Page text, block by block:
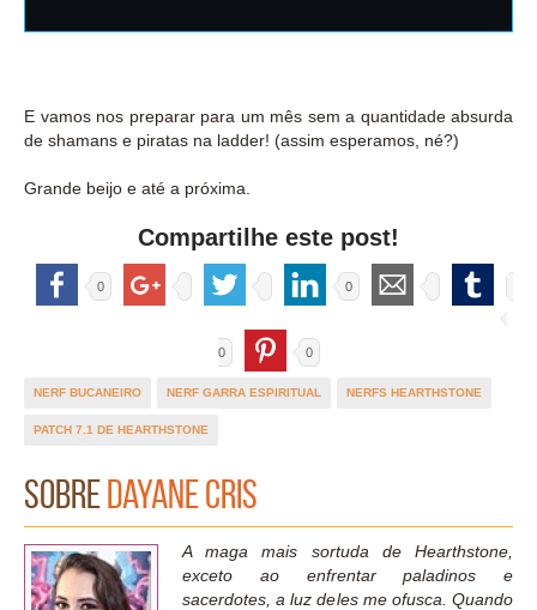
E vamos nos preparar para um mês sem a quantidade absurda
de shamans e piratas na ladder! (assim esperamos, né?)
Grande beijo e até a próxima.
Compartilhe este post!
0 0
0 0
NERF BUCANEIRO NERF GARRA ESPIRITUAL NERFS HEARTHSTONE
PATCH 7.1 DE HEARTHSTONE
SobreDayane Cris
A maga mais sortuda de Hearthstone,
exceto ao enfrentar paladinos e
sacerdotes, a luz deles me ofusca. Quando